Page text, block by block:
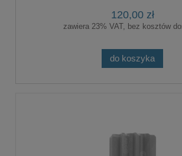
120,00 zł
zawiera 23% VAT, bez kosztów
do koszyka